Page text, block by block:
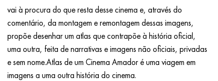
vai à procura do que resta desse cinema e, através do
comentário, da montagem e remontagem dessas imagens,
propõe desenhar um atlas que contrapõe à história oficial,
uma outra, feita de narrativas e imagens não oficiais, privadas
e sem nome.Atlas de um Cinema Amador é uma viagem em
imagens a uma outra história do cinema.